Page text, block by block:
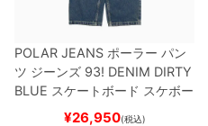
POLAR JEANS ポーラー パン
ツ ジーンズ 93! DENIM DIRTY
BLUE スケートボード スケボー
¥26,950(税込)